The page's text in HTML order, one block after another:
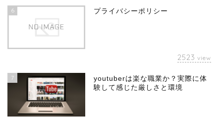
6 プライバシーポリシー
2523 view
7
youtuberは楽な職業か？実際に体
験して感じた厳しさと環境